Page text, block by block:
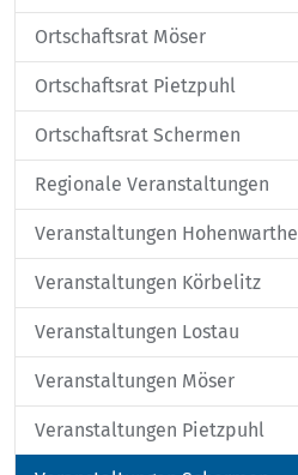
Ortschaftsrat Möser
Ortschaftsrat Pietzpuhl
Ortschaftsrat Schermen
Regionale Veranstaltungen
Veranstaltungen Hohenwarthe
Veranstaltungen Körbelitz
Veranstaltungen Lostau
Veranstaltungen Möser
Veranstaltungen Pietzpuhl